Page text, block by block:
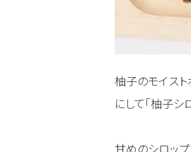
柚子のモイス
にして「柚子シ
甘めのシロッ